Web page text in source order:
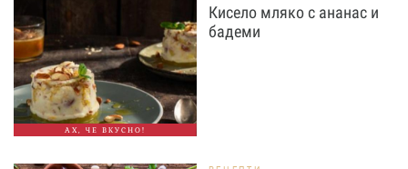
АХ, ЧЕ ВКУСНО!
Кисело мляко с ананас и
бадеми